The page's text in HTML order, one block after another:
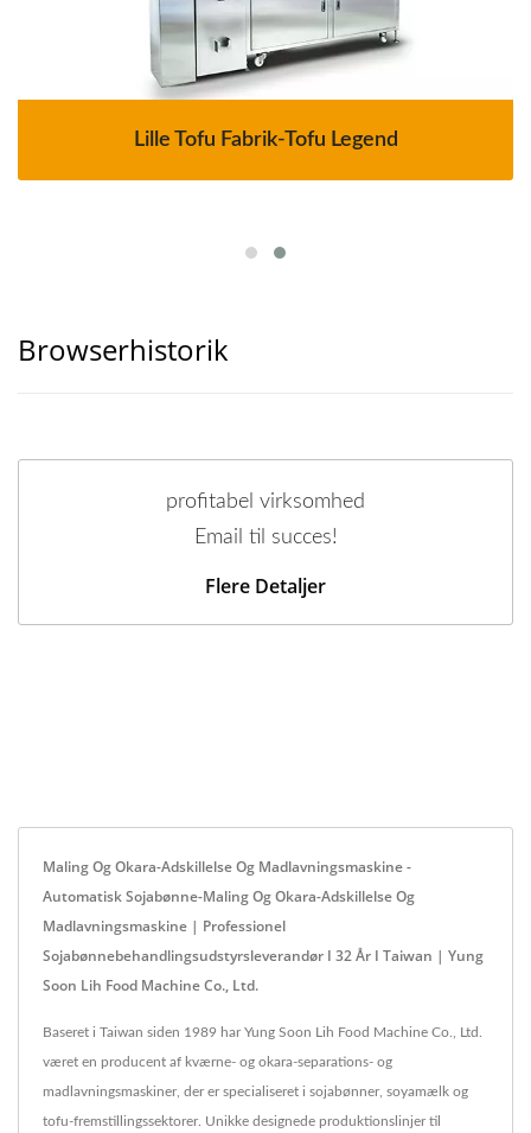
Lille Tofu Fabrik-Tofu Legend
Browserhistorik
profitabel virksomhed
Email til succes!
Flere Detaljer
Maling Og Okara-Adskillelse Og Madlavningsmaskine -
Automatisk Sojabønne-Maling Og Okara-Adskillelse Og
Madlavningsmaskine | Professionel
Sojabønnebehandlingsudstyrsleverandør I 32 År I Taiwan | Yung
Soon Lih Food Machine Co., Ltd.
Baseret i Taiwan siden 1989 har Yung Soon Lih Food Machine Co., Ltd.
været en producent af kværne- og okara-separations- og
madlavningsmaskiner, der er specialiseret i sojabønner, soyamælk og
tofu-fremstillingssektorer. Unikke designede produktionslinjer til